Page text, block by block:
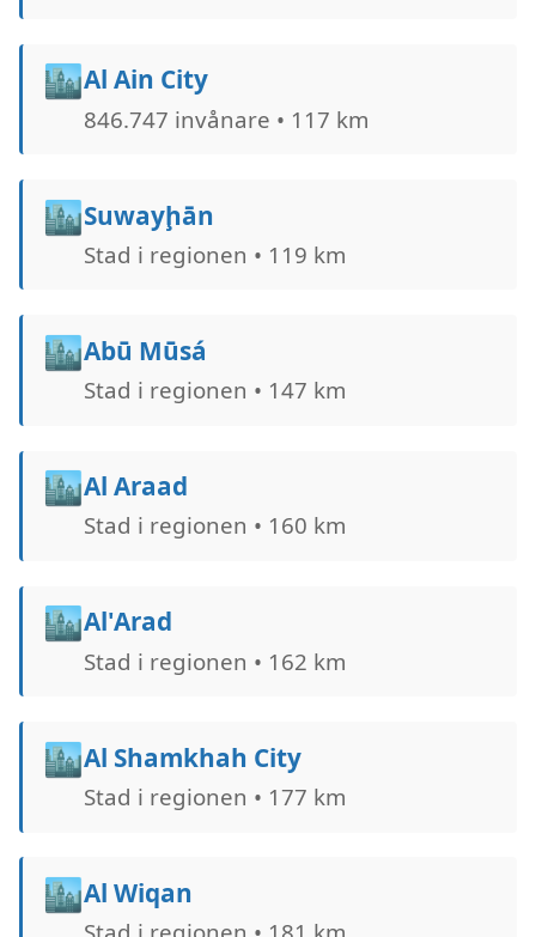
🏙️Al Ain City
846.747 invånare • 117 km
🏙️Suwayḩān
Stad i regionen • 119 km
🏙️Abū Mūsá
Stad i regionen • 147 km
🏙️Al Araad
Stad i regionen • 160 km
🏙️Al'Arad
Stad i regionen • 162 km
🏙️Al Shamkhah City
Stad i regionen • 177 km
🏙️Al Wiqan